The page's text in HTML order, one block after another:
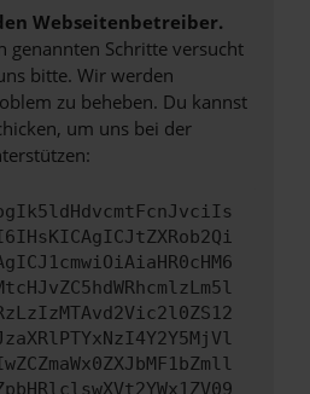
Webseitenbetreiber.
genannten Schritte versucht
bitte. Wir werden
zu beheben. Du kannst
um uns bei der